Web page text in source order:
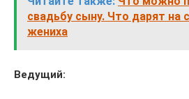
свадьбу сыну. Что дарят на
жениха
Ведущий: